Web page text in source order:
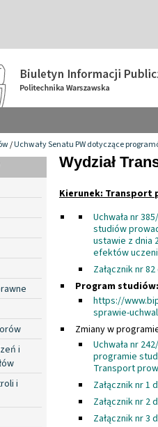
/Uchwały Senatu PW dotyczące
i
i
Wydział
Kierunek: Transport
Uchwała nr
studiów
ustawie z dnia
efektów
Załącznik nr
Program studiów:
https://
sprawie-
Zmiany w
Uchwała nr
programie
Transport
Załącznik nr 1
Załącznik nr 2
Załącznik nr 3